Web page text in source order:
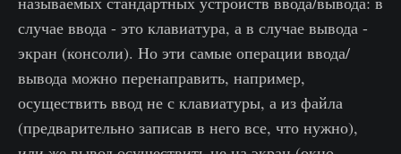
случае ввода - это клавиатура, а в случае вывода -
экран (консоли). Но эти самые операции ввода/
вывода можно перенаправить, например,
осуществить ввод не с клавиатуры, а из файла
(предварительно записав в него все, что нужно),